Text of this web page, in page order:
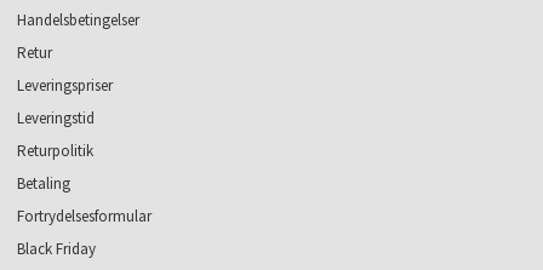
Handelsbetingelser
Retur
Leveringspriser
Leveringstid
Returpolitik
Betaling
Fortrydelsesformular
Black Friday